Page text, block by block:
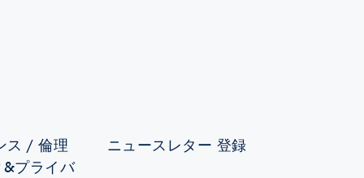
ス / 倫理
プライバ
ニュースレター 登録